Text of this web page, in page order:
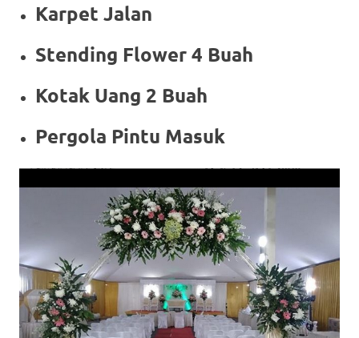
Karpet Jalan
Stending Flower 4 Buah
Kotak Uang 2 Buah
Pergola Pintu Masuk